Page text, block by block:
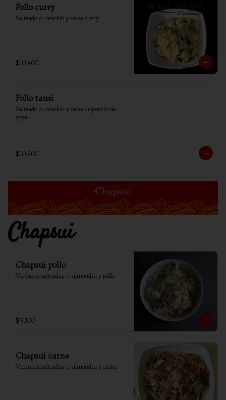
Pollo curry
Salteado c/ cebollin y salsa curry
$10.400
Pollo tausi
Salteado c/ cebollin y salsa de poroto de
soya
$10.400
Chapsui
Chapsui pollo
Verduras salteadas c/ almendra y pollo
$9.100
Chapsui carne
Verduras salteadas c/ almendra y carne